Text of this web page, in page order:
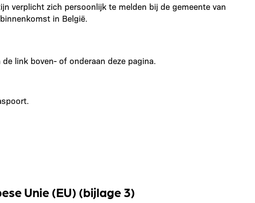
verplicht zich persoonlijk te melden bij de gemeente van
in België.
link boven- of onderaan deze pagina.
Unie (EU) (bijlage 3)